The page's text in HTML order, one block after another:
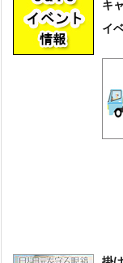
キ
イ